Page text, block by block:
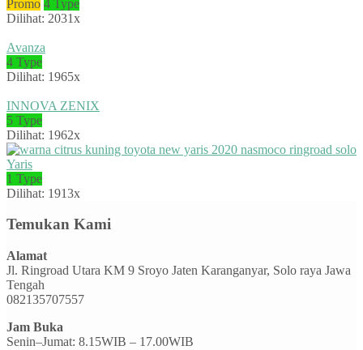
Promo 4 Type
Dilihat: 2031x
Avanza
4 Type
Dilihat: 1965x
INNOVA ZENIX
5 Type
Dilihat: 1962x
Yaris
1 Type
Dilihat: 1913x
Temukan Kami
Alamat
Jl. Ringroad Utara KM 9 Sroyo Jaten Karanganyar, Solo raya Jawa
Tengah
082135707557
Jam Buka
Senin–Jumat: 8.15WIB – 17.00WIB